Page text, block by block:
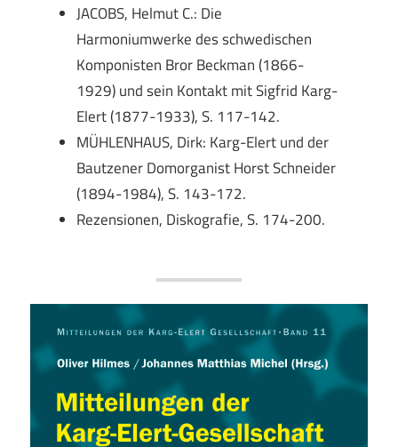
JACOBS, Helmut C.: Die
Harmoniumwerke des schwedischen
Komponisten Bror Beckman (1866-
1929) und sein Kontakt mit Sigfrid Karg-
Elert (1877-1933), S. 117-142.
MÜHLENHAUS, Dirk: Karg-Elert und der
Bautzener Domorganist Horst Schneider
(1894-1984), S. 143-172.
Rezensionen, Diskografie, S. 174-200.